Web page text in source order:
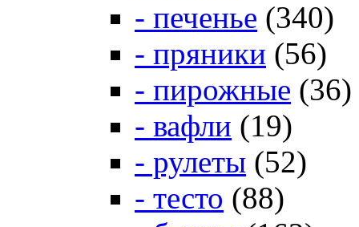
- печенье (340)
- пряники (56)
- пирожные (36)
- вафли (19)
- рулеты (52)
- тесто (88)